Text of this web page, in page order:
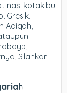
nasi kotak bu
Gresik,
Aqiqah,
Silahkan